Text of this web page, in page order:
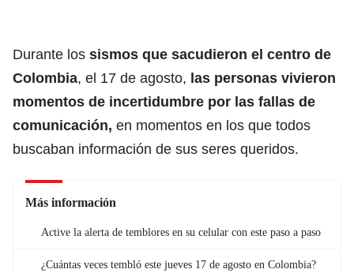
Durante los sismos que sacudieron el centro de
Colombia, el 17 de agosto, las personas vivieron
momentos de incertidumbre por las fallas de
comunicación, en momentos en los que todos
buscaban información de sus seres queridos.
Más información
Active la alerta de temblores en su celular con este paso a paso
¿Cuántas veces tembló este jueves 17 de agosto en Colombia?